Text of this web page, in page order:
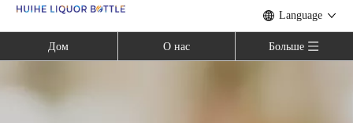
Language
Дом О нас Больше